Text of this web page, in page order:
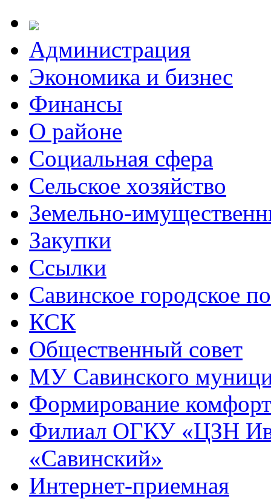
Администрация
Экономика и бизнес
Финансы
О районе
Социальная сфера
Сельское хозяйство
Земельно-
Закупки
Ссылки
Савинское городское
КСК
Общественный совет
МУ Савинского
Формирование
Филиал ОГКУ «ЦЗН
«Савинский»
Интернет-приемная